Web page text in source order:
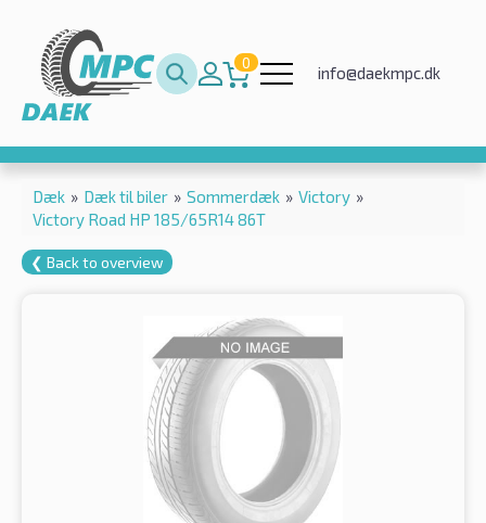
0
info@daekmpc.dk
Dæk » Dæk til biler » Sommerdæk » Victory »
Victory Road HP 185/65R14 86T
❮ Back to overview